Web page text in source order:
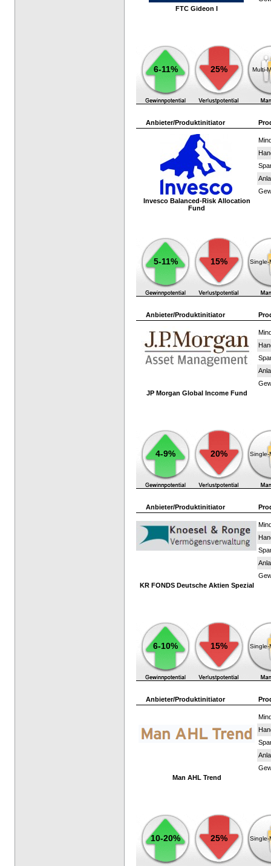
FTC Gideon I
6-11% 25% Multi-
Anbieter/Produktinitiator
Invesco Balanced-Risk Allocation
Fund
5-11% 15% Single-
Anbieter/Produktinitiator
JP Morgan Global Income Fund
4-9% 20% Single-
Anbieter/Produktinitiator
KR FONDS Deutsche Aktien Spezial
6-10% 15% Single-
Anbieter/Produktinitiator
Man AHL Trend
10-20% 25% Single-